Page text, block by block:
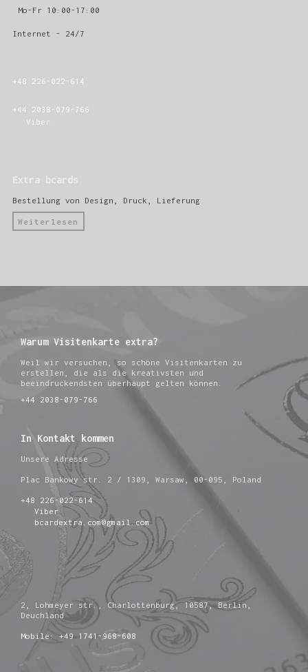
Mo-Fr 10:00-17:00
Internet - 24/7
+48 226-022-614
+44 2038-079-766
Viber
Extra bcards
Bestellung von Design, Druck, Lieferung
Weiterlesen
Warum Visitenkarte extra?
Weil wir versuchen, so schöne Visitenkarten zu
erstellen, die als die kreativsten und
beeindruckendsten überhaupt gelten können.
+44 2038-079-766
In Kontakt kommen
Unsere Adresse
Plac Bankowy str. 2 / 1309, Warsaw, 00-095, Poland
+48 226-022-614
Viber
bcardextra.com@gmail.com
2, Lohmeyer str., Charlottenburg, 10587, Berlin,
Deuchland
Mobile: +49 1741-968-608